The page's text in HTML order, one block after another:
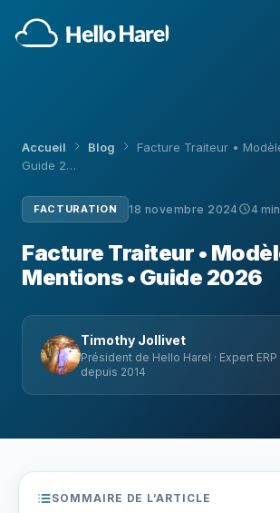
Accueil Blog
Facture Traiteur •
Guide 2…
FACTURATION 18 novembre 2024 4
Facture Traiteur •
Mentions • Guide 2026
Timothy Jollivet
Président de Hello Harel · Expert
depuis 2014
SOMMAIRE DE L’ARTICLE